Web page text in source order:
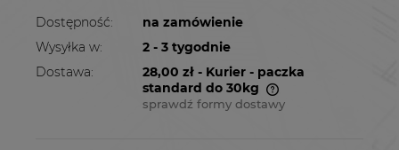
Dostępność:
na zamówienie
Wysyłka w:
2 - 3 tygodnie
Dostawa:
28,00 zł - Kurier - paczka
standard do 30kg
Cena nie zawiera ewentualnych kosztów
sprawdź formy dostawy